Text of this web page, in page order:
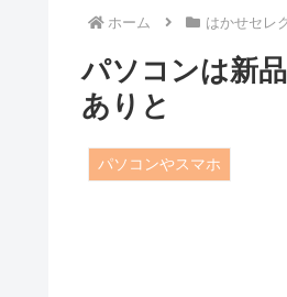
ホーム はかせセレ
パソコンは新
ありと
パソコンやスマホ